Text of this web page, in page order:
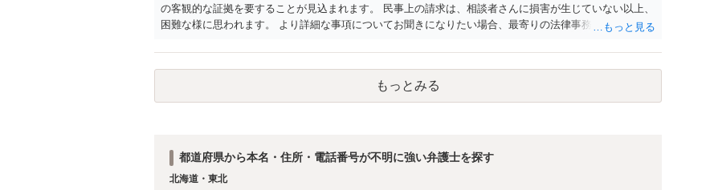
の客観的な証拠を要することが見込まれます。 民事上の請求は、相談者さんに損害が生じていない以上、
困難な様に思われます。 より詳細な事項についてお聞きになりたい場合、最寄りの法律事務所での相談を
もっとみる
都道府県から本名・住所・電話番号が不明に強い弁護士を探す
北海道・東北